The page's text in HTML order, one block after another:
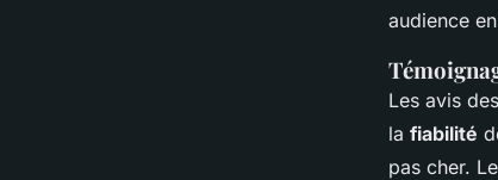
audience
Les avis
la fiabilité
pas cher.